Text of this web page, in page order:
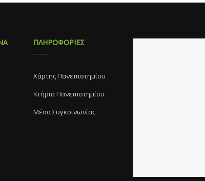
ΠΛΗΡΟΦΟΡΙΕΣ
Χάρτης Πανεπιστημίου
Κτήρια Πανεπιστημίου
Μέσα Συγκοινωνίας